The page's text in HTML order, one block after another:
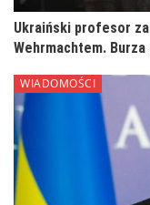
Ukraiński profesor
Wehrmachtem.
WIADOMOŚCI